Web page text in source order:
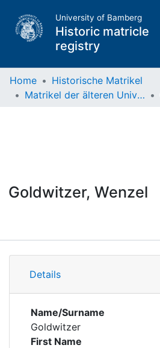
University of Bamberg
Historic matricle
registry
Home
Historische Matrikel
Matrikel der älteren Universität
Goldwitzer, Wenzel
Details
Details
Name/Surname
Goldwitzer
First Name